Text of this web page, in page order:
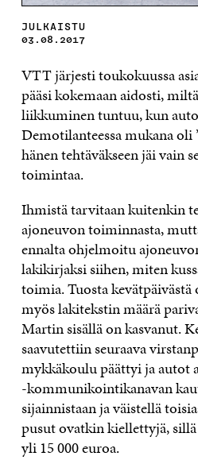
JULKAISTU
03.08.2017
VTT järjesti toukokuussa
pääsi kokemaan aidosti,
liikkuminen tuntuu, kun
Demotilanteessa mukana oli
hänen tehtäväkseen jäi vain
toimintaa.
Ihmistä tarvitaan kuitenkin
ajoneuvon toiminnasta,
ennalta ohjelmoitu
lakikirjaksi siihen, miten
toimia. Tuosta
myös lakitekstin määrä
Martin sisällä on kasvanut.
saavutettiin seuraava
mykkäkoulu päättyi ja autot
-kommunikointikanavan
sijainnistaan ja väistellä
pusut ovatkin kiellettyjä,
yli 15 000 euroa.